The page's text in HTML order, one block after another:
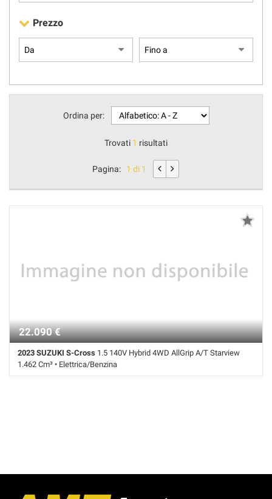
Prezzo
Ordina per:
Trovati 1 risultati
Pagina: 1 di 1
22.090 €
2023 SUZUKI S-Cross 1.5 140V Hybrid 4WD AllGrip A/T Starview
1.462 Cm³ • Elettrica/Benzina